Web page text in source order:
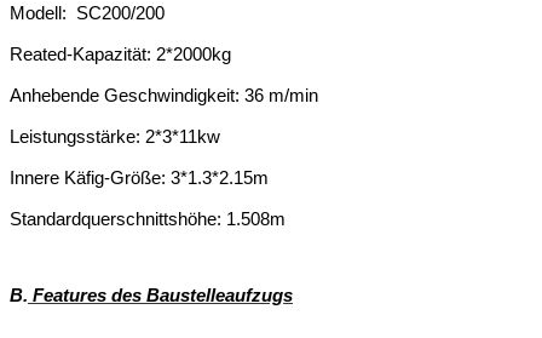
Modell: SC200/200
Reated-Kapazität: 2*2000kg
Anhebende Geschwindigkeit: 36 m/min
Leistungsstärke: 2*3*11kw
Innere Käfig-Größe: 3*1.3*2.15m
Standardquerschnittshöhe: 1.508m
B. Features des Baustelleaufzugs